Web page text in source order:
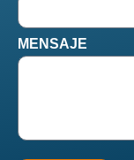
MENSAJE